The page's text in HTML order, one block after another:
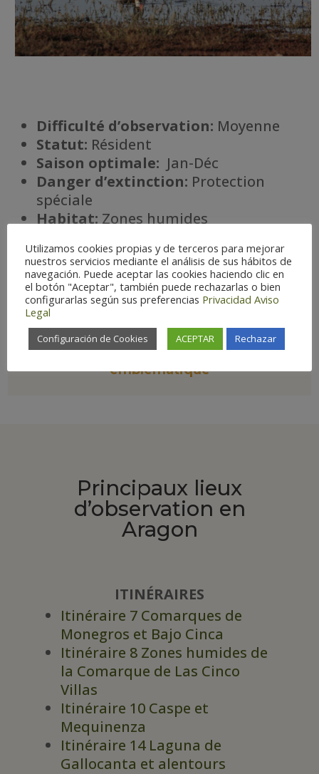
Difficulté d’observation: Moyenne
Statut: Résident
Saison optimale: Jan-Déc
Danger d’extinction: Protection
spéciale
Habitat: Zones humides

Espèce
emblématique
Principaux lieux
d’observation en
Aragon
ITINÉRAIRES
Itinéraire 7 Comarques de
Monegros et Bajo Cinca
Itinéraire 8 Zones humides de
la Comarque de Las Cinco
Villas
Itinéraire 10 Caspe et
Mequinenza
Itinéraire 14 Laguna de
Gallocanta et alentours
Utilizamos cookies propias y de terceros para mejorar
nuestros servicios mediante el análisis de sus hábitos de
navegación. Puede aceptar las cookies haciendo clic en
el botón "Aceptar", también puede rechazarlas o bien
configurarlas según sus preferencias Privacidad Aviso
Legal
Configuración de Cookies ACEPTAR Rechazar